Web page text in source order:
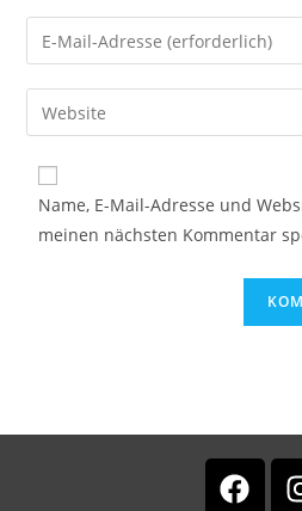
Name, E-Mail-Adresse und
meinen nächsten Kommentar